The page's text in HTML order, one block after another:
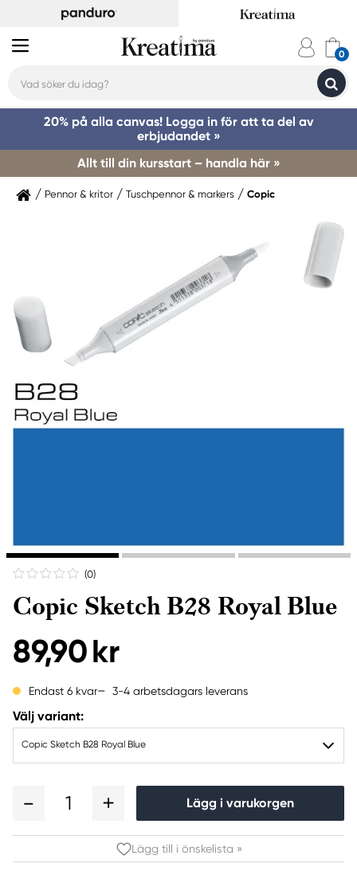
20% på alla canvas! Logga in för att ta del av
erbjudandet »
Allt till din kursstart – handla här »
Pennor & kritor Tuschpennor & markers Copic
(0)
Copic Sketch B28 Royal Blue
89,90 kr
Endast 6 kvar 3-4 arbetsdagars leverans
Välj variant:
Copic Sketch B28 Royal Blue
1 Lägg i varukorgen
Lägg till i önskelista »